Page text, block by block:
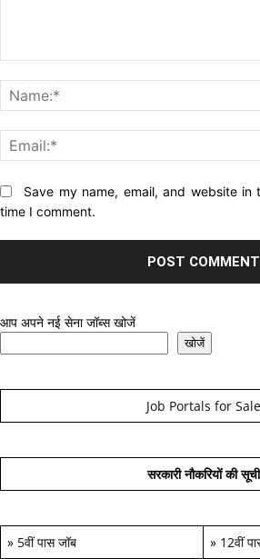
Website:Save my name, email, and website
time I comment.
आप अपने नई सेना जॉब्स खोजें
खोजें
Job Portals for Sale
सरकारी नौकरियों की सूची
» 5वीं पास जॉब » 12वीं